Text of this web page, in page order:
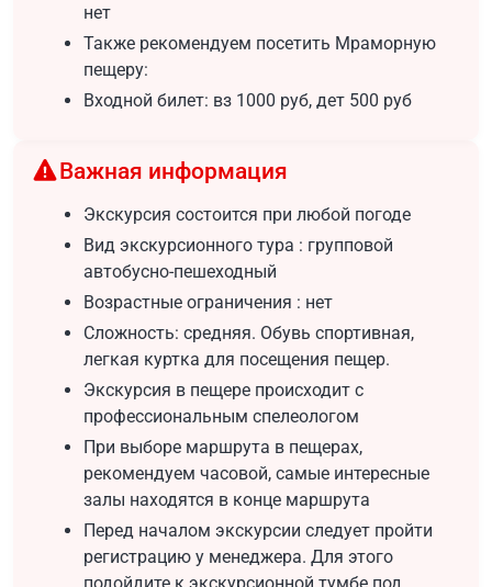
нет
Также рекомендуем посетить Мраморную
пещеру:
Входной билет: вз 1000 руб, дет 500 руб
Важная информация
Экскурсия состоится при любой погоде
Вид экскурсионного тура : групповой
автобусно-пешеходный
Возрастные ограничения : нет
Сложность: средняя. Обувь спортивная,
легкая куртка для посещения пещер.
Экскурсия в пещере происходит с
профессиональным спелеологом
При выборе маршрута в пещерах,
рекомендуем часовой, самые интересные
залы находятся в конце маршрута
Перед началом экскурсии следует пройти
регистрацию у менеджера. Для этого